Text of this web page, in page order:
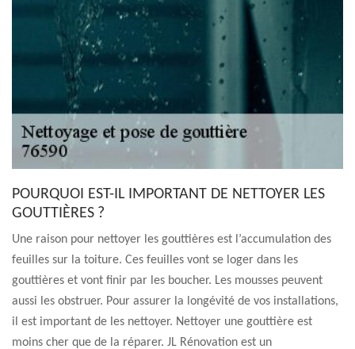
POURQUOI EST-IL IMPORTANT DE NETTOYER LES
GOUTTIÈRES ?
Une raison pour nettoyer les gouttières est l’accumulation des
feuilles sur la toiture. Ces feuilles vont se loger dans les
gouttières et vont finir par les boucher. Les mousses peuvent
aussi les obstruer. Pour assurer la longévité de vos installations,
il est important de les nettoyer. Nettoyer une gouttière est
moins cher que de la réparer. JL Rénovation est un